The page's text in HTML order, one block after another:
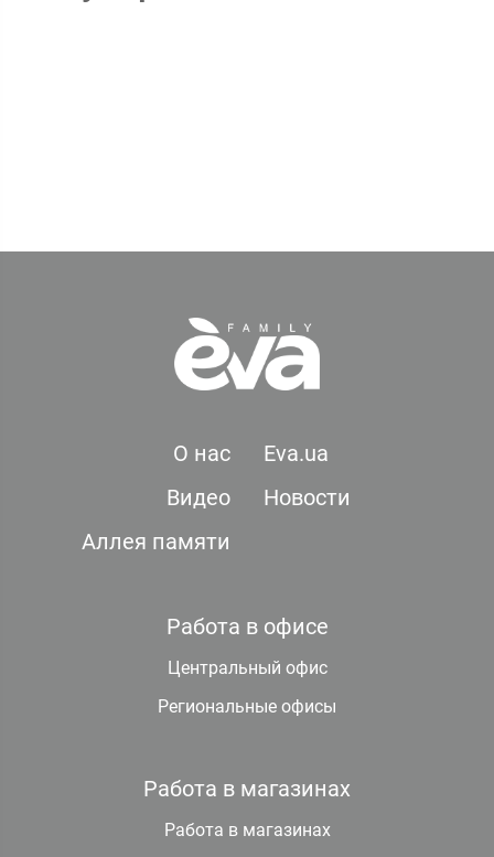
О нас
Eva.ua
Видео
Новости
Аллея памяти
Работа в офисе
Центральный офис
Региональные офисы
Работа в магазинах
Работа в магазинах